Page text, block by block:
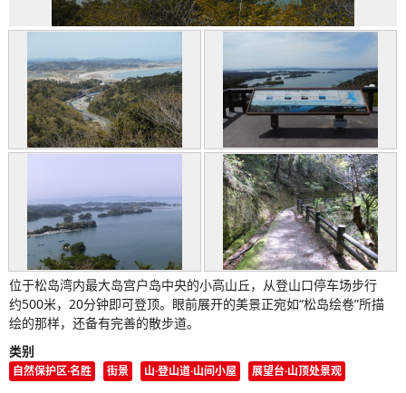
位于松岛湾内最大岛宫户岛中央的小高山丘，从登山口停车场步行
约500米，20分钟即可登顶。眼前展开的美景正宛如“松岛绘卷”所描
绘的那样，还备有完善的散步道。
类别
自然保护区·名胜 街景 山·登山道·山间小屋 展望台·山顶处景观